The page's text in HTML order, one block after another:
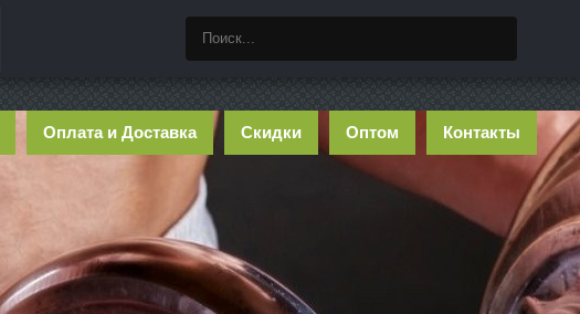
Оплата и Доставка Скидки Оптом Контакты